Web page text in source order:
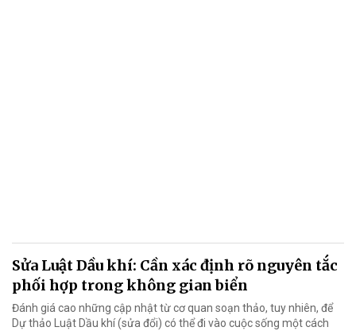
Sửa Luật Dầu khí: Cần xác định rõ nguyên tắc
phối hợp trong không gian biển
Đánh giá cao những cập nhật từ cơ quan soạn thảo, tuy nhiên, để
Dự thảo Luật Dầu khí (sửa đổi) có thể đi vào cuộc sống một cách